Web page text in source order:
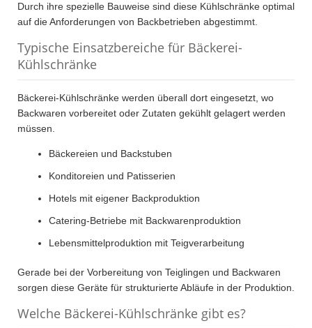
Durch ihre spezielle Bauweise sind diese Kühlschränke optimal
auf die Anforderungen von Backbetrieben abgestimmt.
Typische Einsatzbereiche für Bäckerei-
Kühlschränke
Bäckerei-Kühlschränke werden überall dort eingesetzt, wo
Backwaren vorbereitet oder Zutaten gekühlt gelagert werden
müssen.
Bäckereien und Backstuben
Konditoreien und Patisserien
Hotels mit eigener Backproduktion
Catering-Betriebe mit Backwarenproduktion
Lebensmittelproduktion mit Teigverarbeitung
Gerade bei der Vorbereitung von Teiglingen und Backwaren
sorgen diese Geräte für strukturierte Abläufe in der Produktion.
Welche Bäckerei-Kühlschränke gibt es?